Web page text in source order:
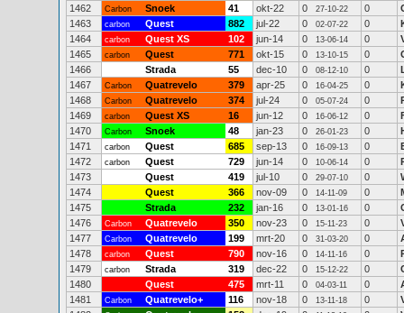
1462
Carbon Snoek 41 okt-22 0 27-10-22 0
1463
carbon Quest 882 jul-22 0 02-07-22 0
1464
carbon Quest XS 102 jun-14 0 13-06-14 0
1465
carbon Quest 771 okt-15 0 13-10-15 0
1466
Strada 55 dec-10 0 08-12-10 0
1467
Carbon Quatrevelo 379 apr-25 0 16-04-25 0
1468
Carbon Quatrevelo 374 jul-24 0 05-07-24 0
1469
carbon Quest XS 16 jun-12 0 16-06-12 0
1470
Carbon Snoek 48 jan-23 0 26-01-23 0
1471
carbon Quest 685 sep-13 0 16-09-13 0
1472
carbon Quest 729 jun-14 0 10-06-14 0
1473
Quest 419 jul-10 0 29-07-10 0
1474
Quest 366 nov-09 0 14-11-09 0
1475
Strada 232 jan-16 0 13-01-16 0
1476
Carbon Quatrevelo 350 nov-23 0 15-11-23 0
1477
Carbon Quatrevelo 199 mrt-20 0 31-03-20 0
1478
carbon Quest 790 nov-16 0 14-11-16 0
1479
carbon Strada 319 dec-22 0 15-12-22 0
1480
Quest 475 mrt-11 0 04-03-11 0
1481
Carbon Quatrevelo+ 116 nov-18 0 13-11-18 0